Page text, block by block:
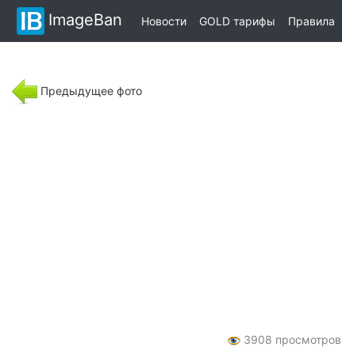
ImageBan Новости GOLD тарифы Правила
Предыдущее фото
3908